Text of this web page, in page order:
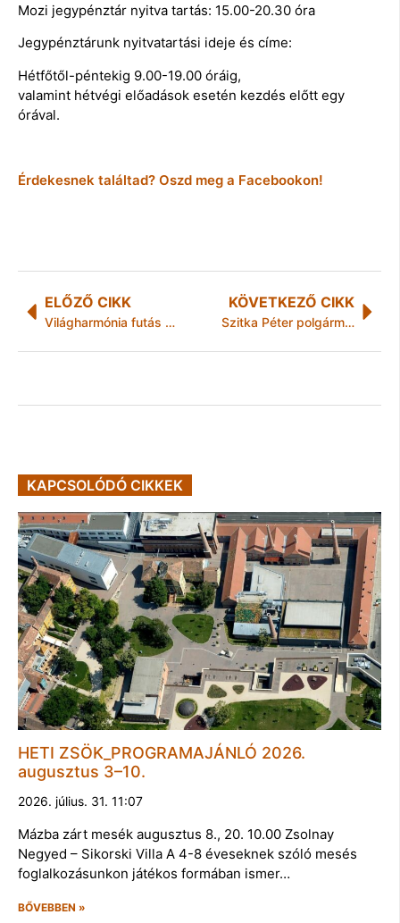
Mozi jegypénztár nyitva tartás: 15.00-20.30 óra
Jegypénztárunk nyitvatartási ideje és címe:
Hétfőtől-péntekig 9.00-19.00 óráig,
valamint hétvégi előadások esetén kezdés előtt egy
órával.
Érdekesnek találtad? Oszd meg a Facebookon!
ELŐZŐ CIKK
Világharmónia futás 2012. Miskolc
KÖVETKEZŐ CIKK
Szitka Péter polgármester sajtóközleménye
KAPCSOLÓDÓ CIKKEK
HETI ZSÖK_PROGRAMAJÁNLÓ 2026.
augusztus 3–10.
2026. július. 31. 11:07
Mázba zárt mesék augusztus 8., 20. 10.00 Zsolnay
Negyed – Sikorski Villa A 4-8 éveseknek szóló mesés
foglalkozásunkon játékos formában ismer…
BŐVEBBEN »